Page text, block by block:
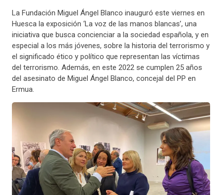
La Fundación Miguel Ángel Blanco inauguró este viernes en
Huesca la exposición ‘La voz de las manos blancas’, una
iniciativa que busca concienciar a la sociedad española, y en
especial a los más jóvenes, sobre la historia del terrorismo y
el significado ético y político que representan las víctimas
del terrorismo. Además, en este 2022 se cumplen 25 años
del asesinato de Miguel Ángel Blanco, concejal del PP en
Ermua.